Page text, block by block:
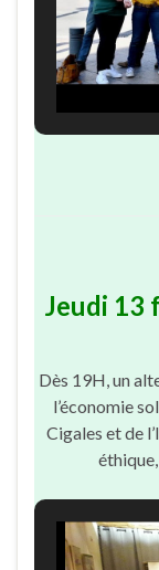
Jeudi 13
Dès 19H, un
l’économie
Cigales et de